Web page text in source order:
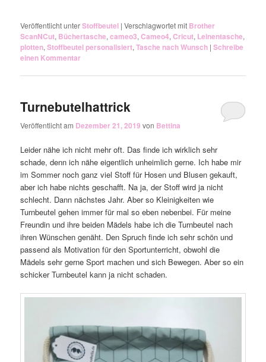
Veröffentlicht unterStoffbeutel |Verschlagwortet mit Brother
ScanNCut, Büchertasche,cameo3,Cameo4,Cricut, Leinentasche,
plotten,Stoffbeutel personalisiert,Tasche nach Wunsch |Schreibe
einen Kommentar
Turnebutelhattrick
Veröffentlicht am Dezember 21, 2019 von Bettina
Leider nähe ich nicht mehr oft. Das finde ich wirklich sehr
schade, denn ich nähe eigentlich unheimlich gerne. Ich habe mir
im Sommer noch ganz viel Stoff für Hosen und Blusen gekauft,
aber ich habe nichts geschafft. Na ja, der Stoff wird ja nicht
schlecht. Dann nächstes Jahr. Aber so Kleinigkeiten wie
Turnbeutel gehen immer für mal so eben nebenbei. Für meine
Freundin und ihre beiden Mädels habe ich die Turnbeutel nach
ihren Wünschen genäht. Den Spruch finde ich sehr schön und
passend als Motivation für den Sportunterricht, obwohl die
Mädels sehr gerne Sport machen und sich Bewegen. Aber so ein
schicker Turnbeutel kann ja nicht schaden.